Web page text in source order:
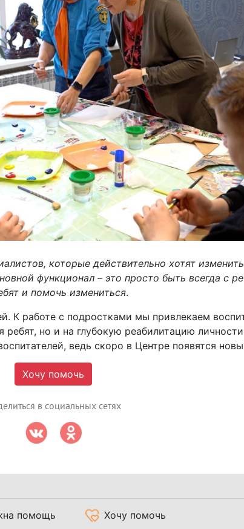
которые действительно хотят
функционал – это просто быть всегда с
и помочь измениться.
К работе с подростками мы привлекаем
ребят, но и на глубокую реабилитацию
ведь скоро в Центре появятся
Хочу помочь
в социальных сетях
помощь Хочу помочь